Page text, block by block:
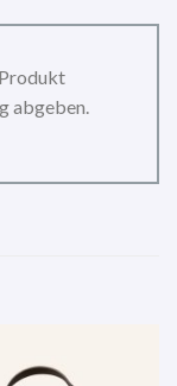
abgeben.